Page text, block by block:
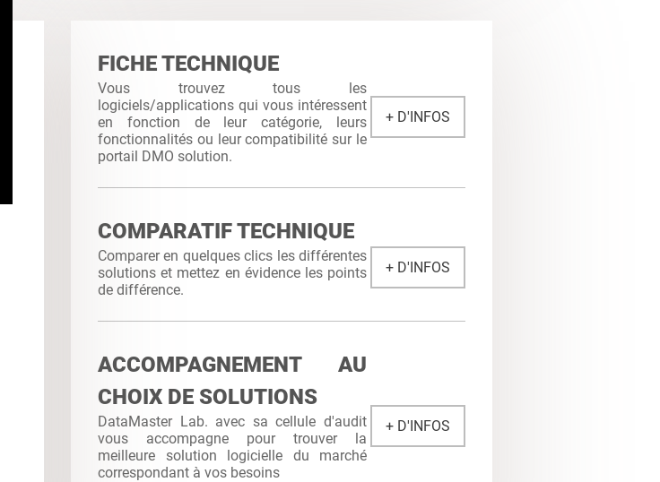
FICHE TECHNIQUE
Vous trouvez tous les
logiciels/applications qui vous intéressent
en fonction de leur catégorie, leurs
fonctionnalités ou leur compatibilité sur le
portail DMO solution.
+ D'INFOS
COMPARATIF TECHNIQUE
Comparer en quelques clics les différentes
solutions et mettez en évidence les points
de différence.
+ D'INFOS
ACCOMPAGNEMENT AU
CHOIX DE SOLUTIONS
DataMaster Lab. avec sa cellule d'audit
vous accompagne pour trouver la
meilleure solution logicielle du marché
correspondant à vos besoins
+ D'INFOS